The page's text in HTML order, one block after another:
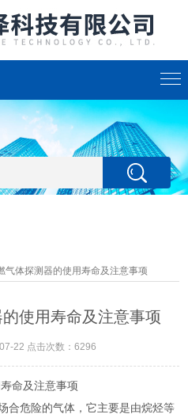
气体探测器的使用寿命及注意事项
使用寿命及注意事项
22 点击次数：6296
命及注意事项
危险的气体，它主要是由烷烃等